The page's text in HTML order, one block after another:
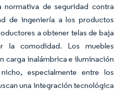
normativa de seguridad contra
de ingeniería a los productos
a obtener telas de baja
la comodidad. Los muebles
carga inalámbrica e iluminación
especialmente entre los
una integración tecnológica